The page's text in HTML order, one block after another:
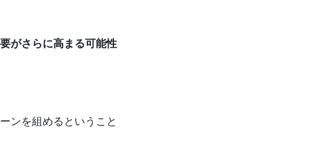
がさらに高まる可能性
ンを組めるということ